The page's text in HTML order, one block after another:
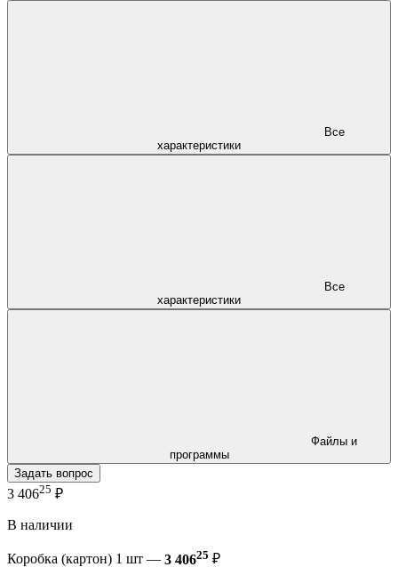
характеристики
характеристики
программы
Задать вопрос
3 40625 ₽
В наличии
Коробка (картон) 1 шт — 3 40625 ₽